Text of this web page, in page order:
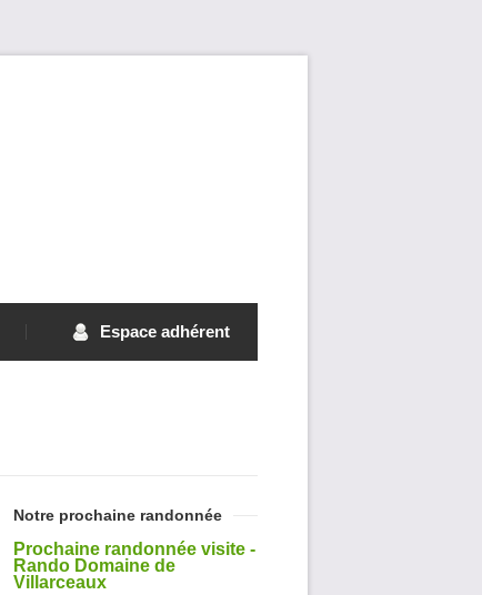
Espace adhérent
Notre prochaine randonnée
Prochaine randonnée visite -
Rando Domaine de
Villarceaux